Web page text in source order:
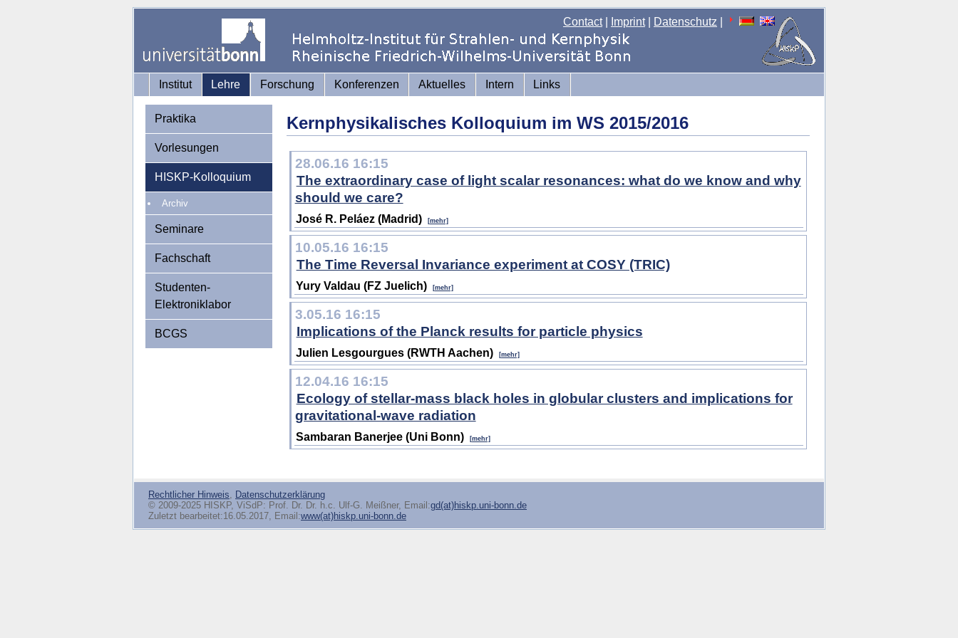
Contact| Imprint| Datenschutz
Institut Lehre Forschung Konferenzen Aktuelles Intern Links
Praktika
Vorlesungen
HISKP-Kolloquium
Archiv
Seminare
Fachschaft
Studenten-
Elektroniklabor
BCGS
Kernphysikalisches Kolloquium im WS 2015/2016
28.06.16 16:15
The extraordinary case of light scalar resonances: what do we know and why
should we care?
José R. Peláez (Madrid) [mehr]
10.05.16 16:15
The Time Reversal Invariance experiment at COSY (TRIC)
Yury Valdau (FZ Juelich) [mehr]
3.05.16 16:15
Implications of the Planck results for particle physics
Julien Lesgourgues (RWTH Aachen) [mehr]
12.04.16 16:15
Ecology of stellar-mass black holes in globular clusters and implications for
gravitational-wave radiation
Sambaran Banerjee (Uni Bonn) [mehr]
Rechtlicher Hinweis, Datenschutzerklärung
© 2009-2025 HISKP, ViSdP: Prof. Dr. Dr. h.c. Ulf-G. Meißner, Email:gd(at)hiskp.uni-bonn.de
Zuletzt bearbeitet:16.05.2017, Email:www(at)hiskp.uni-bonn.de